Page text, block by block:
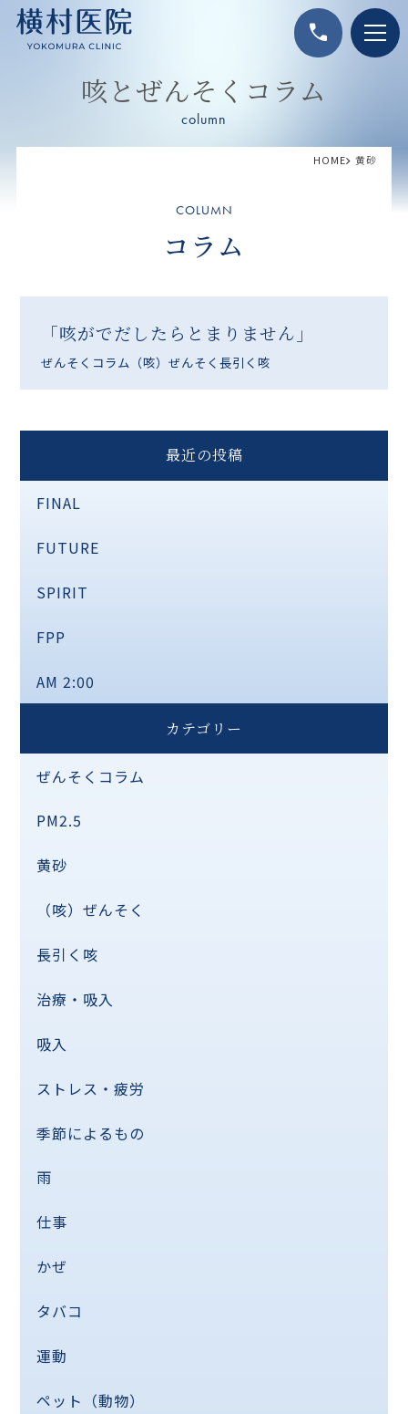
call
咳とぜんそくコラム
column
HOME 黄砂
COLUMN
コラム
「咳がでだしたらとまりません」
ぜんそくコラム （咳）ぜんそく 長引く咳
最近の投稿
FINAL
FUTURE
SPIRIT
FPP
AM 2:00
カテゴリー
ぜんそくコラム
PM2.5
黄砂
（咳）ぜんそく
長引く咳
治療・吸入
吸入
ストレス・疲労
季節によるもの
雨
仕事
かぜ
タバコ
運動
ペット（動物）